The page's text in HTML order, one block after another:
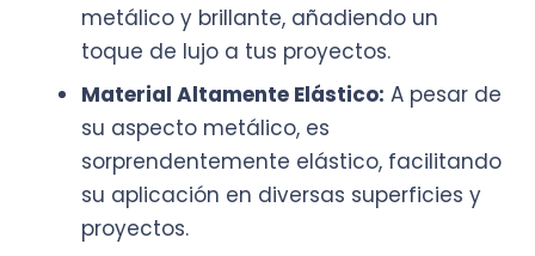
metálico y brillante, añadiendo un
toque de lujo a tus proyectos.
Material Altamente Elástico: A pesar de
su aspecto metálico, es
sorprendentemente elástico, facilitando
su aplicación en diversas superficies y
proyectos.